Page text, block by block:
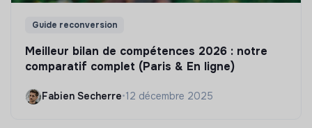
Guide reconversion
Meilleur bilan de compétences 2026 : notre
comparatif complet (Paris & En ligne)
Fabien Secherre•12 décembre 2025